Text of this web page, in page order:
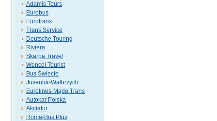
Adamis Tours
Eurobus
Eurotrans
Trans Service
Deutsche Touring
Riviera
Skarpa Travel
Wencel Tourist
Bus Świecie
Juventur-Wałbrzych
Eurolines-MądelTrans
Autokar Polska
Akciatur
Roma-Bus Plus